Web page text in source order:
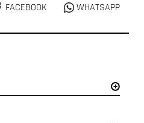
FACEBOOK WHATSAPP